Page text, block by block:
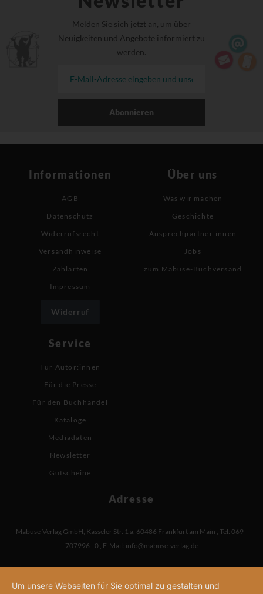
Melden Sie sich jetzt an, um über
Neuigkeiten und Angebote informiert zu
werden.
Abonnieren
Informationen
AGB
Datenschutz
Widerrufsrecht
Versandhinweise
Zahlarten
Impressum
Widerruf
Über uns
Was wir machen
Geschichte
Ansprechpartner:innen
Jobs
zum Mabuse-Buchversand
Service
Für Autor:innen
Für die Presse
Für den Buchhandel
Kataloge
Mediadaten
Newsletter
Gutscheine
Adresse
Mabuse-Verlag GmbH, Kasseler Str. 1 a, 60486 Frankfurt am Main , Tel: 069 -
707996 - 0 , E-Mail: info@mabuse-verlag.de
Um unsere Webseiten für Sie optimal zu gestalten und